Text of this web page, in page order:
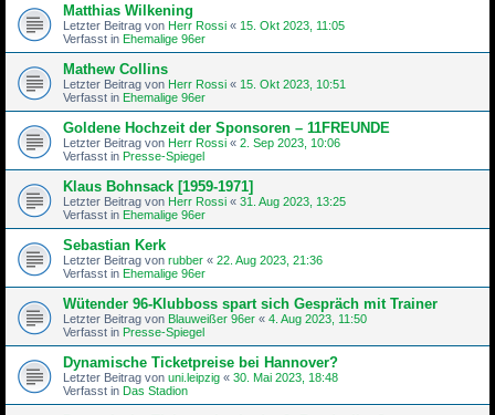
Matthias Wilkening
Letzter Beitrag von Herr Rossi « 15. Okt 2023, 11:05
Verfasst in Ehemalige 96er
Mathew Collins
Letzter Beitrag von Herr Rossi « 15. Okt 2023, 10:51
Verfasst in Ehemalige 96er
Goldene Hochzeit der Sponsoren – 11FREUNDE
Letzter Beitrag von Herr Rossi « 2. Sep 2023, 10:06
Verfasst in Presse-Spiegel
Klaus Bohnsack [1959-1971]
Letzter Beitrag von Herr Rossi « 31. Aug 2023, 13:25
Verfasst in Ehemalige 96er
Sebastian Kerk
Letzter Beitrag von rubber « 22. Aug 2023, 21:36
Verfasst in Ehemalige 96er
Wütender 96-Klubboss spart sich Gespräch mit Trainer
Letzter Beitrag von Blauweißer 96er « 4. Aug 2023, 11:50
Verfasst in Presse-Spiegel
Dynamische Ticketpreise bei Hannover?
Letzter Beitrag von uni.leipzig « 30. Mai 2023, 18:48
Verfasst in Das Stadion